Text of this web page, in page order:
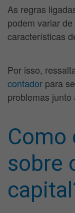
As regras
podem variar
características
Por isso,
contador para
problemas
Como
sobre